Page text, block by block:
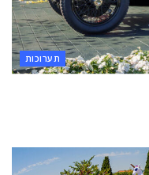
תערוכות